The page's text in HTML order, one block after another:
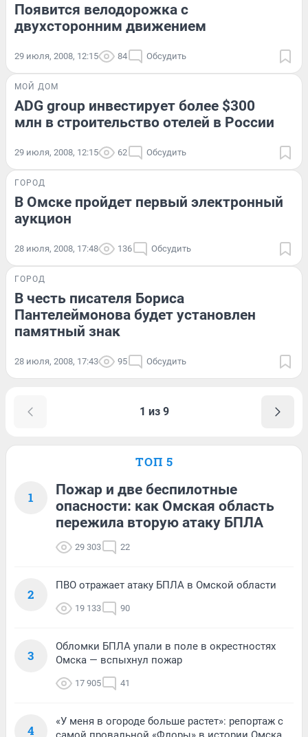
Появится велодорожка с
двухсторонним движением
29 июля, 2008, 12:15 84 Обсудить
МОЙ ДОМ
ADG group инвестирует более $300
млн в строительство отелей в России
29 июля, 2008, 12:15 62 Обсудить
ГОРОД
В Омске пройдет первый электронный
аукцион
28 июля, 2008, 17:48 136 Обсудить
ГОРОД
В честь писателя Бориса
Пантелеймонова будет установлен
памятный знак
28 июля, 2008, 17:43 95 Обсудить
1 из 9
ТОП 5
1
Пожар и две беспилотные
опасности: как Омская область
пережила вторую атаку БПЛА
29 303 22
2
ПВО отражает атаку БПЛА в Омской области
19 133 90
3
Обломки БПЛА упали в поле в окрестностях
Омска — вспыхнул пожар
17 905 41
4
«У меня в огороде больше растет»: репортаж с